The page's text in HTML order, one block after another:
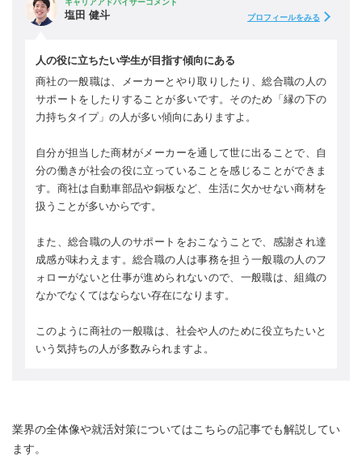
キャリアアドバイザーコメント
塩田 健斗 プロフィールをみる
人の役に立ちたい学生が目指す傾向にある
商社の一般職は、メーカーとやり取りしたり、総合職の人の
サポートをしたりすることが多いです。そのため「縁の下の
力持ちタイプ」の人が多い傾向にありますよ。
自分が担当した商材がメーカーを通して世に出ることで、自
分の働きが社会の役に立っていることを感じることができま
す。商社は自動車部品や銅板など、生活に欠かせない商材を
扱うことが多いからです。
また、総合職の人のサポートをおこなうことで、感謝され達
成感が味わえます。総合職の人は事務を担う一般職の人のフ
ォローがないと仕事が進められないので、一般職は、組織の
なかでなくてはならない存在になります。
このように商社の一般職は、社会や人のために役立ちたいと
いう気持ちの人が多数みられますよ。
業界の全体像や就活対策についてはこちらの記事でも解説してい
ます。